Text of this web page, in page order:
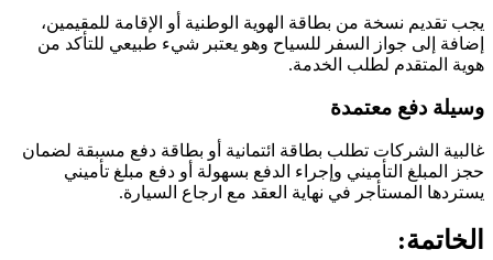
يجب تقديم نسخة من بطاقة الهوية الوطنية أو الإقامة للمقيمين،
إضافة إلى جواز السفر للسياح وهو يعتبر شيء طبيعي للتأكد من
هوية المتقدم لطلب الخدمة.
وسيلة دفع معتمدة
غالبية الشركات تطلب بطاقة ائتمانية أو بطاقة دفع مسبقة لضمان
حجز المبلغ التأميني وإجراء الدفع بسهولة أو دفع مبلغ تأميني
يستردها المستأجر في نهاية العقد مع ارجاع السيارة.
الخاتمة: